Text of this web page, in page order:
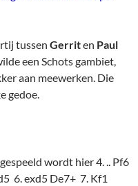
tussen Gerriten Paul
een Schots gambiet,
aan meewerken. Die
gedoe.
wordt hier 4. .. Pf6
6. exd5 De7+ 7. Kf1